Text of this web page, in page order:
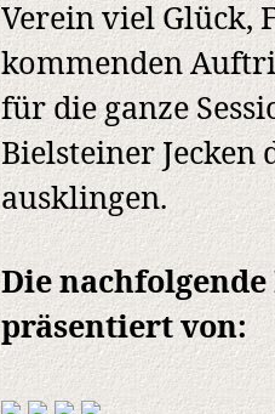
Verein viel Glück,
kommenden
für die ganze
Bielsteiner Jecken
ausklingen.
Die
präsentiert von: